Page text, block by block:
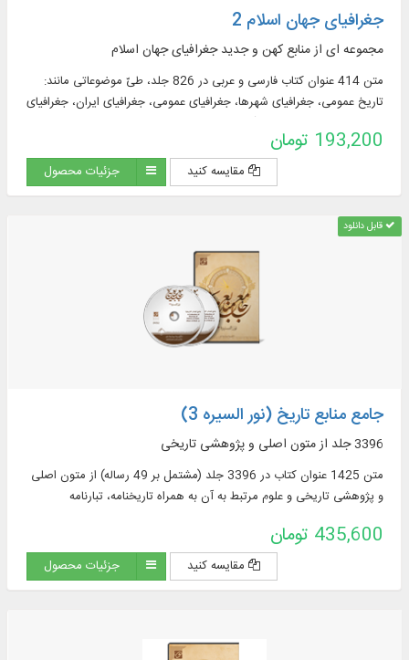
جغرافیای جهان اسلام 2
مجموعه ای از منابع کهن و جدید جغرافیای جهان اسلام
متن 414 عنوان کتاب فارسی و عربی در 826 جلد، طیّ موضوعاتی مانند:
تاریخ عمومی، جغرافیای شهرها، جغرافیای عمومی، جغرافیای ایران، جغرافیای
مزارات، مسالک، معجم جغرافیایی و ...
193,200 تومان
مقایسه کنید جزئیات محصول
قابل دانلود
جامع منابع تاریخ (نور السیره 3)
3396 جلد از متون اصلی و پژوهشی تاریخی
متن 1425 عنوان کتاب در 3396 جلد (مشتمل بر 49 رساله) از متون اصلی
و پژوهشی تاریخی و علوم مرتبط به آن به همراه تاریخنامه، تبارنامه
435,600 تومان
مقایسه کنید جزئیات محصول